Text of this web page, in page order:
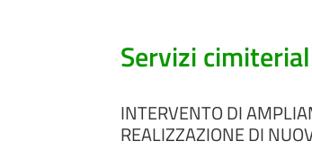
Servizi
INTERVENTO DI
REALIZZAZIONE DI